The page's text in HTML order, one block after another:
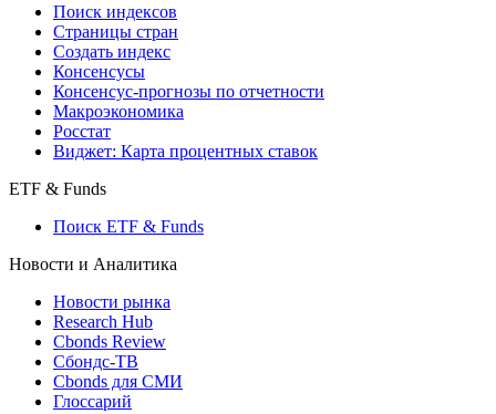
Поиск индексов
Страницы стран
Создать индекс
Консенсусы
Консенсус-прогнозы по отчетности
Макроэкономика
Росстат
Виджет: Карта процентных ставок
ETF & Funds
Поиск ETF & Funds
Новости и Аналитика
Новости рынка
Research Hub
Cbonds Review
Сбондс-ТВ
Cbonds для СМИ
Глоссарий